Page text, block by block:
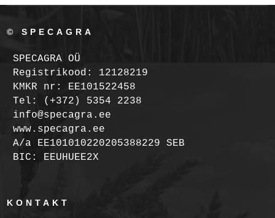
© SPECAGRA
SPECAGRA OÜ
Registrikood: 12128219
KMKR nr: EE101522458
Tel: (+372) 5354 2238
info@specagra.ee
www.specagra.ee
A/a EE101010220205388229 SEB
BIC: EEUHUEE2X
KONTAKT